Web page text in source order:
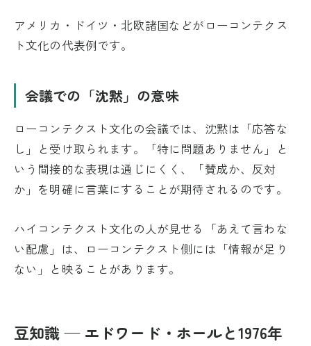
アメリカ・ドイツ・北欧諸国などがローコンテクス
ト文化の代表例です。
会議での「沈黙」の意味
ローコンテクスト文化の会議では、沈黙は「応答な
し」と受け取られます。「特に問題ありません」と
いう間接的な表現は通じにくく、「賛成か、反対
か」を明確に言葉にすることが期待されるのです。
ハイコンテクスト文化の人が見せる「あえて言わな
い配慮」は、ローコンテクスト側には「情報が足り
ない」と映ることがあります。
豆知識 — エドワード・ホールと1976年